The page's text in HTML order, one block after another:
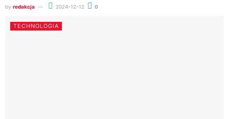
by redakcja 2024-12-12 0
TECHNOLOGIA